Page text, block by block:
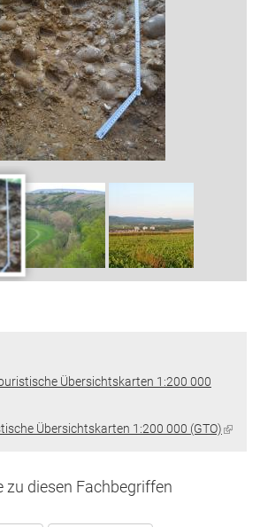
Übersichtskarten 1:200 000
Übersichtskarten 1:200 000 (GTO)(Link
zu diesen Fachbegriffen